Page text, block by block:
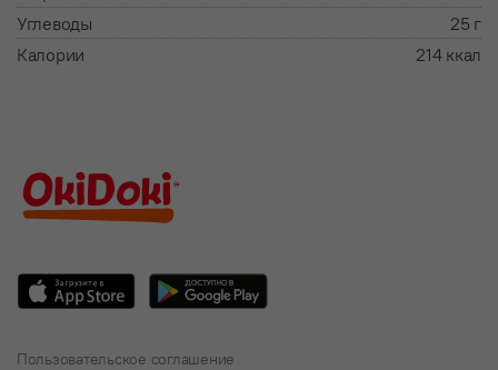
Углеводы
25 г
Калории
214 ккал
Пользовательское соглашение